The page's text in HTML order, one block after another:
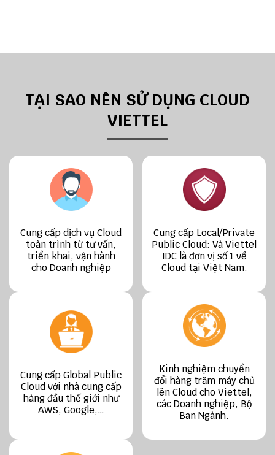
TẠI SAO NÊN SỬ DỤNG CLOUD
VIETTEL
Cung cấp dịch vụ Cloud
toàn trình từ tư vấn,
triển khai, vận hành
cho Doanh nghiệp
Cung cấp Local/Private
Public Cloud: Và Viettel
IDC là đơn vị số 1 về
Cloud tại Việt Nam.
Cung cấp Global Public
Cloud với nhà cung cấp
hàng đầu thế giới như
AWS, Google,…
Kinh nghiệm chuyển
đổi hàng trăm máy chủ
lên Cloud cho Viettel,
các Doanh nghiệp, Bộ
Ban Ngành.